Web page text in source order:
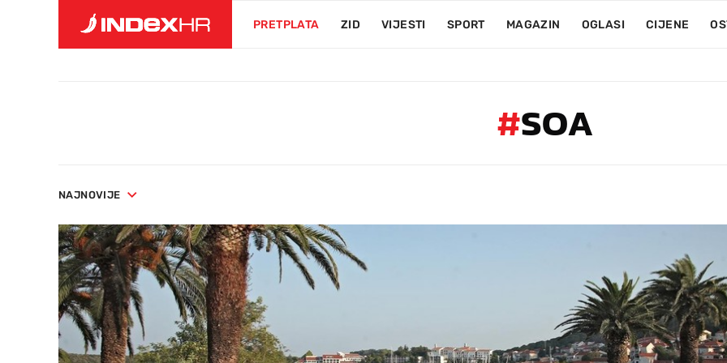
PRETPLATA ZID VIJESTI SPORT MAGAZIN OGLASI CIJENE
#SOA
NAJNOVIJE